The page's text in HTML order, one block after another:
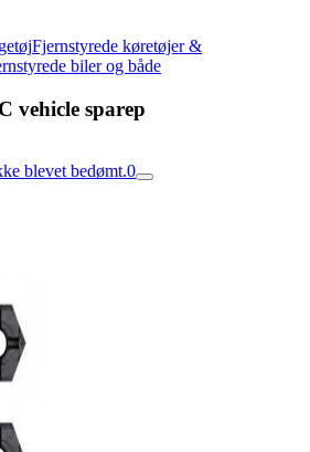
Fjernstyrede køretøjer &
biler og både
vehicle sparep
blevet bedømt.0